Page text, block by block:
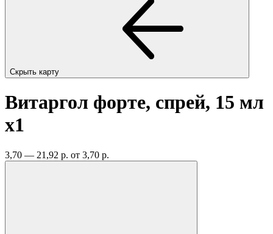
Скрыть карту
Витаргол форте, спрей, 15 мл
x1
3,70 — 21,92 р. от 3,70 р.